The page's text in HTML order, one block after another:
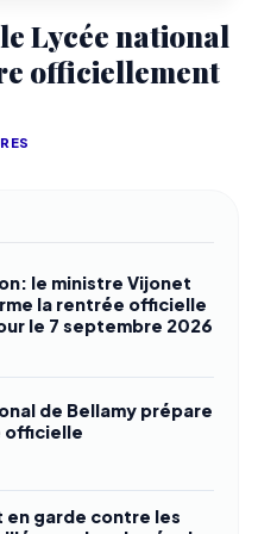
Lycée national
officiellement
le ministre Vijonet
la rentrée officielle
le 7 septembre 2026
de Bellamy prépare
officielle
en garde contre les